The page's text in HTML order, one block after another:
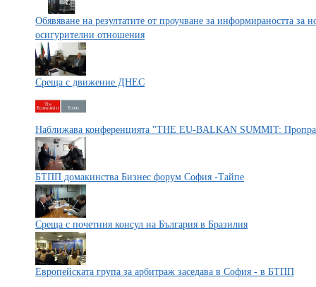
Обявяване на резултатите от проучване за информираността за
осигурителни отношения
Среща с движение ДНЕС
Наближава конференцията "THE EU-BALKAN SUMMIT:
БТПП домакинства Бизнес форум София -Тайпе
Среща с почетния консул на България в Бразилия
Европейската група за арбитраж заседава в София - в БТПП